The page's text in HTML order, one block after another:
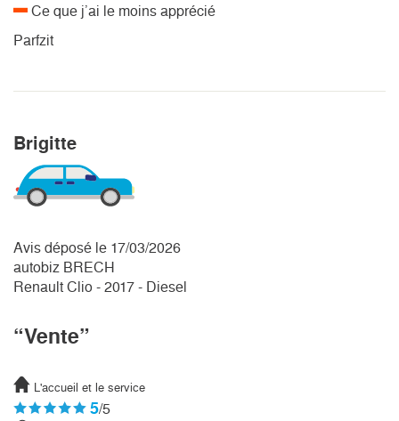
Ce que j’ai le moins apprécié
Parfzit
Brigitte
Avis déposé le 17/03/2026
autobiz BRECH
Renault Clio - 2017 - Diesel
“Vente”
L'accueil et le service
5/5